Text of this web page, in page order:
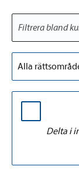
Alla
Delta i